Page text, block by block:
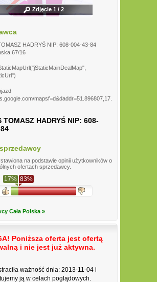
Zdjęcie 1 / 2
HADRYŚ NIP: 608-004-43-84
67/16
mapsf=d&daddr=51.896807,17.
TOMASZ HADRYŚ NIP: 608-
na podstawie opinii użytkowników o
ofertach sprzedawcy.
17% 83%
Cała Polska »
Poniższa oferta jest ofertą
i nie jest już aktywna.
ważność dnia: 2013-11-04 i
ją w celach poglądowych.